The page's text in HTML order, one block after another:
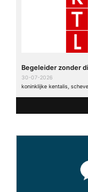
Begeleider zonder
30-07-2026
koninklijke kentalis,